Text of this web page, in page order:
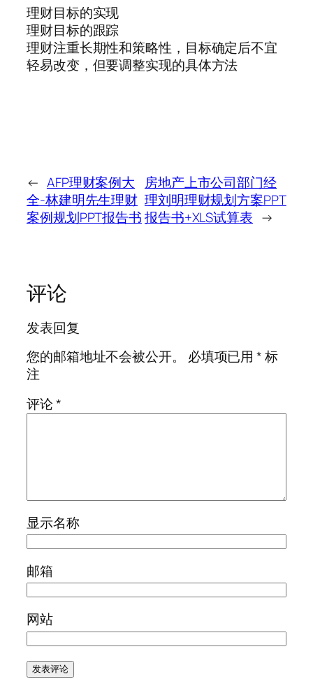
理财目标的实现
理财目标的跟踪
理财注重长期性和策略性，目标确定后不宜
轻易改变，但要调整实现的具体方法
← AFP理财案例大
全-林建明先生理财
案例规划PPT报告书
房地产上市公司部门经
理刘明理财规划方案PPT
报告书+XLS试算表 →
评论
发表回复
您的邮箱地址不会被公开。
必填项已用*标
注
评论*
显示名称
邮箱
网站